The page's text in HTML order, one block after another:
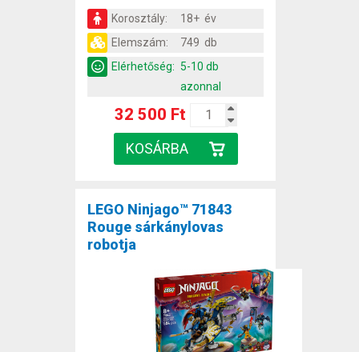
Korosztály:
18+ év
Elemszám:
749 db
Elérhetőség: 5-10 db
azonnal
32 500 Ft
LEGO Ninjago™ 71843
Rouge sárkánylovas
robotja